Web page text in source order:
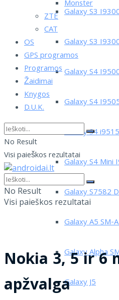
Galaxy S3
Galaxy S3
Galaxy S4
Galaxy S4
Galaxy S4 i9515
Galaxy S4 Mini
Galaxy S7582
Galaxy A5 SM-
Galaxy Alpha
Galaxy J5
Monster
ZTE
CAT
OS
GPS programos
Programos
Žaidimai
Knygos
D.U.K.
No Result
Visi paieškos rezultatai
No Result
Visi paieškos rezultatai
Nokia 3, 5 ir 6
apžvalga